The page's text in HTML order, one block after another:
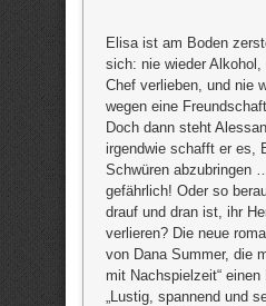
Elisa ist am Boden
sich: nie wieder Alkohol,
Chef verlieben, und nie
wegen eine
Doch dann steht
irgendwie schafft er es,
Schwüren abzubringen
gefährlich! Oder so
drauf und dran ist, ihr
verlieren? Die neue
von Dana Summer, die
mit Nachspielzeit“
„Lustig, spannend und